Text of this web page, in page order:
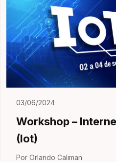
03/06/2024
Workshop –
(Iot)
Por Orlando Caliman